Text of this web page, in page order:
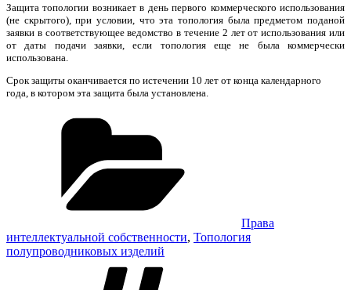
Защита топологии возникает в день первого коммерческого использования
(не скрытого), при условии, что эта топология была предметом поданой
заявки в соответствующее ведомство в течение 2 лет от использования или
от даты подачи заявки, если топология еще не была коммерчески
использована.
Срок защиты оканчивается по истечении 10 лет от конца календарного
года, в котором эта защита была установлена.
Права
интеллектуальной собственности, Топология
полупроводниковых изделий